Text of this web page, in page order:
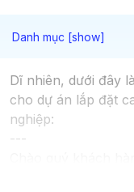
Dĩ nhiên, dưới đây
cho dự án lắp đặt
nghiệp:
---
Chúng tôi xin trân